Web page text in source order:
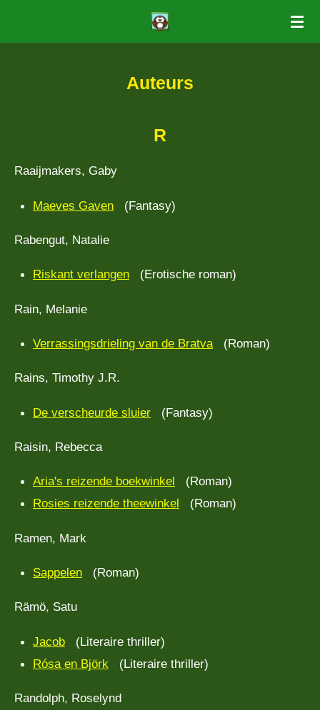
direct
Auteurs
R
Raaijmakers, Gaby
Maeves Gaven (Fantasy)
Rabengut, Natalie
Riskant verlangen (Erotische roman)
Rain, Melanie
Verrassingsdrieling van de Bratva (Roman)
Rains, Timothy J.R.
De verscheurde sluier (Fantasy)
Raisin, Rebecca
Aria's reizende boekwinkel (Roman)
Rosies reizende theewinkel (Roman)
Ramen, Mark
Sappelen (Roman)
Rämö, Satu
Jacob (Literaire thriller)
Rósa en Björk (Literaire thriller)
Randolph, Roselynd